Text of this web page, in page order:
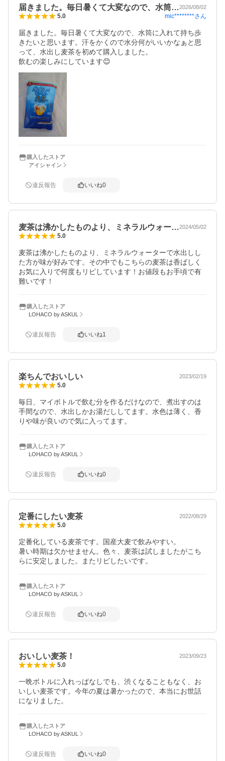
届きました。毎日暑くて大変なので、水筒…2026/08/02
5.0 mic********さん
届きました。毎日暑くて大変なので、水筒に入れて持ち歩
きたいと思います。汗をかくので水分何がいいかなぁと思
って、水出し麦茶を初めて購入しました。
飲むの楽しみにしています😊
購入したストア
アイシャイン
違反報告 いいね0
麦茶は沸かしたものより、ミネラルウォー…2024/05/02
5.0
麦茶は沸かしたものより、ミネラルウォーターで水出しし
た方が味が好みです。その中でもこちらの麦茶は香ばしく
お気に入りで何度もリピしています！お値段もお手頃で有
難いです！
購入したストア
LOHACO by ASKUL
違反報告 いいね1
楽ちんでおいしい 2023/02/19
5.0
毎日、マイボトルで飲む分を作るだけなので、煮出すのは
手間なので、水出しかお湯だししてます。水色は薄く、香
購入したストア
LOHACO by ASKUL
違反報告 いいね0
定番にしたい麦茶 2022/08/29
5.0
定番化している麦茶です。国産大麦で飲みやすい。
暑い時期は欠かせません。色々、麦茶は試しましたがこち
らに安定しました。またリピしたいです。
購入したストア
LOHACO by ASKUL
違反報告 いいね0
おいしい麦茶！ 2023/09/23
5.0
一晩ボトルに入れっぱなしでも、渋くなることもなく、お
いしい麦茶です。今年の夏は暑かったので、本当にお世話
になりました。
購入したストア
LOHACO by ASKUL
違反報告 いいね0